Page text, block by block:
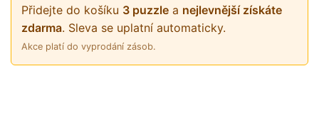
Přidejte do košíku 3 puzzle a nejlevnější získáte
zdarma. Sleva se uplatní automaticky.
Akce platí do vyprodání zásob.